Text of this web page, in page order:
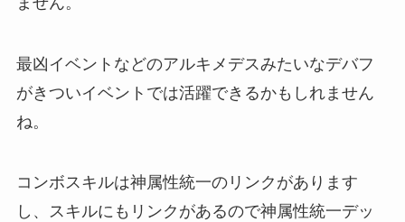
最凶イベントなどのアルキメデスみたいなデバフ
がきついイベントでは活躍できるかもしれません
ね。
コンボスキルは神属性統一のリンクがあります
し、スキルにもリンクがあるので神属性統一デッ